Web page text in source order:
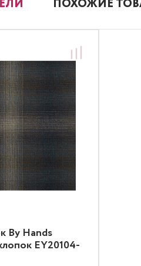
ПОХОЖИЕ
By Hands
EY20104-